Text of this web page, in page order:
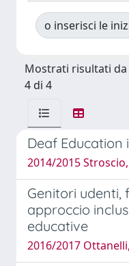
o inserisci le
Mostrati risultati da
4 di 4
Deaf Education
2014/2015
Genitori udenti,
approccio
educative
2016/2017